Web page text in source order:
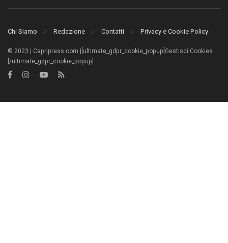
Chi Siamo Redazione Contatti Privacy e Cookie Policy
© 2023 | Capripress.com |[ultimate_gdpr_cookie_popup]Gestisci Cookies
[/ultimate_gdpr_cookie_popup]